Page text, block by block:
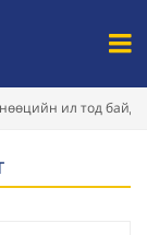
ил тод